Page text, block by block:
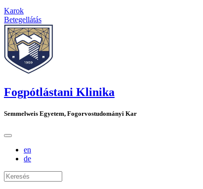
Karok
Betegellátás
Fogpótlástani Klinika
Semmelweis Egyetem, Fogorvostudományi Kar
en
de